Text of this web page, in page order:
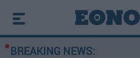
BREAKING NEWS: